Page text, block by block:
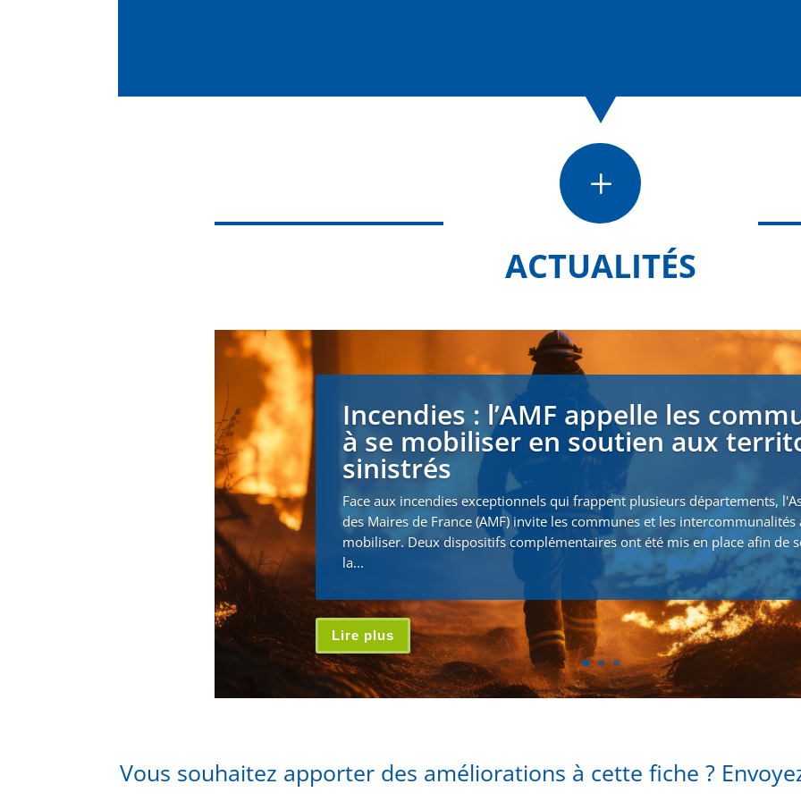
L
ACTUALITÉS
Incendies : l’AMF appelle les
à se mobiliser en soutien aux
sinistrés
Face aux incendies exceptionnels qui frappent plusieurs départements,
des Maires de France (AMF) invite les communes et les intercommunalités
mobiliser. Deux dispositifs complémentaires ont été mis en place afin de
la...
Lire plus
Vous souhaitez apporter des améliorations à cette fiche ?